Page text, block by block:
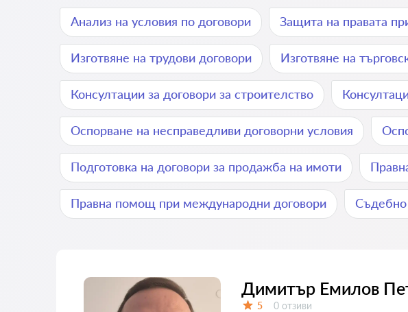
Анализ на условия по договори Защита на правата
Изготвяне на трудови договори Изготвяне на
Консултации за договори за строителство
Оспорване на несправедливи договорни условия
Подготовка на договори за продажба на имоти
Правна помощ при международни договори Съдебно
Димитър Емилов
5 Отзиви:
0 отзиви